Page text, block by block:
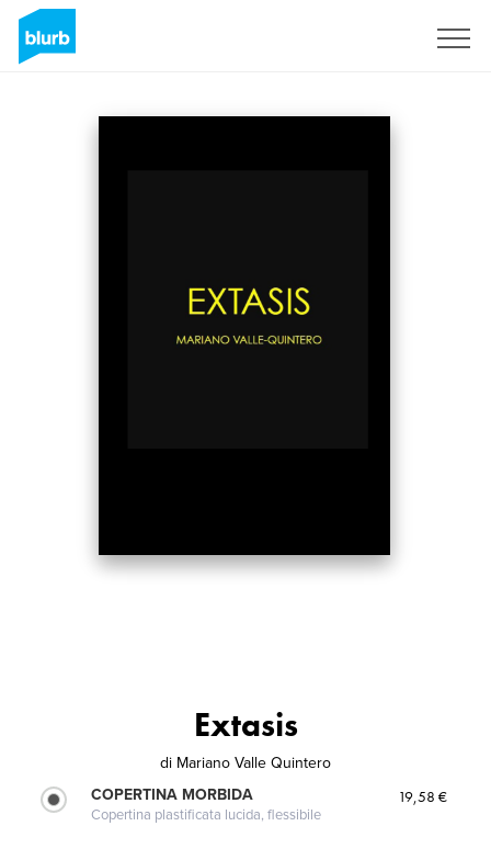
Extasis
di Mariano Valle Quintero
COPERTINA MORBIDA
Copertina plastificata lucida, flessibile
19,58 €